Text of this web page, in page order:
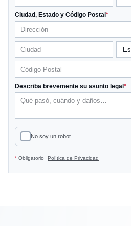
Ciudad, Estado y Código Postal *
Describa brevemente su asunto legal *
No soy un robot
* Obligatorio Política de Privacidad